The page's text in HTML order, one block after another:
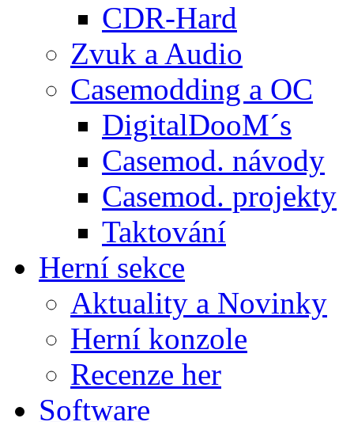
CDR-Hard
Zvuk a Audio
Casemodding a OC
DigitalDooM´s
Casemod. návody
Casemod. projekty
Taktování
Herní sekce
Aktuality a Novinky
Herní konzole
Recenze her
Software